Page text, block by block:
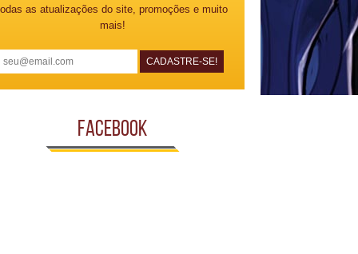
as atualizações do site, promoções e muito
mais!
Facebook